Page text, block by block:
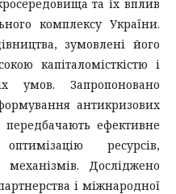
та їх вплив
комплексу України.
зумовлені його
капіталомісткістю і
умов. Запропоновано
антикризових
передбачають ефективне
ресурсів,
механізмів. Досліджено
і міжнародної